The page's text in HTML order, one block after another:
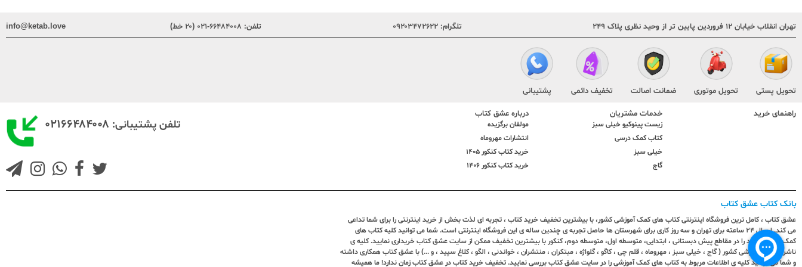
تهران انقلاب خیابان ۱۲ فروردین پایین تر از وحید نظری پلاک ۲۴۹ تلگرام: ۰۹۲۰۳۴۷۲۶۲۲ تلفن: ۶۶۴۸۴۰۰۸-۰۲۱ (۲۰ خط) info@ketab.love
تحویل پستی تحویل موتوری ضمانت اصالت تخفیف دائمی پشتیبانی
راهنمای خرید خدمات مشتریان
زیست پینوکیو خیلی سبز
کتاب کمک درسی
خیلی سبز
گاج
درباره عشق کتاب
مولفان برگزیده
انتشارات مهروماه
خرید کتاب کنکور 1405
خرید کتاب کنکور 1406
تلفن پشتیبانی: ۰۲۱۶۶۴۸۴۰۰۸
بانک کتاب عشق کتاب
عشق کتاب ، کامل ترین فروشگاه اینترنتی کتاب های کمک آموزشی کشور، با بیشترین تخفیف خرید کتاب ، تجربه ای لذت بخش از خرید اینترنتی را برای شما تداعی
می کند. ارسال ٢٤ ساعته برای تهران و سه روز کاری برای شهرستان ها حاصل تجربه ی چندین ساله ی این فروشگاه اینترنتی است. شما می توانید کلیه کتاب های
کمک آموزشی خود را در مقاطع پیش دبستانی ، ابتدایی، متوسطه اول، متوسطه دوم، کنکور با بیشترین تخفیف ممکن از سایت عشق کتاب خریداری نمایید. کلیه ی
ناشران کمک آموزشی کشور ( گاج ، خیلی سبز ، مهروماه ، قلم چی ، کاگو ، گلواژه ، مبتکران ، منتشران ، خواندنی ، الگو ، کلاغ سپید ، و ...) با عشق کتاب همکاری داشته
و شما می توانید کلیه ی اطلاعات مربوط به کتاب های کمک آموزشی را در سایت عشق کتاب بررسی نمایید. تخفیف خرید کتاب در عشق کتاب زمان ندارد! ما همیشه